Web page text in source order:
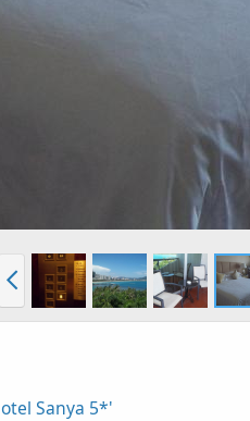
Sanya 5*'